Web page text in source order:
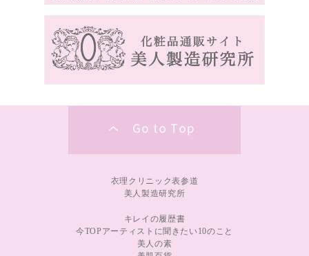
衣理クリニック表参道
美人製造研究所
キレイの履歴書
今TOPアーティストに聞きたい10のこと
美人の素